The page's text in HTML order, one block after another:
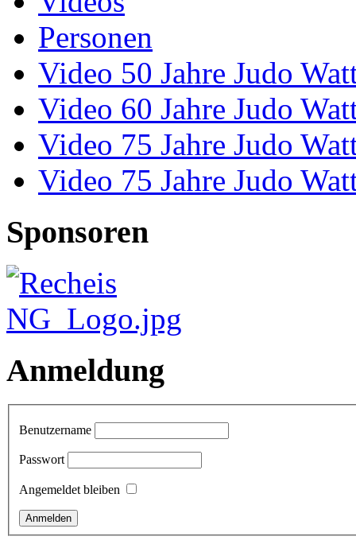
Personen
Video 50 Jahre Judo
Video 60 Jahre Judo
Video 75 Jahre Judo
Video 75 Jahre Judo
Sponsoren
Anmeldung
Benutzername
Passwort
Angemeldet bleiben